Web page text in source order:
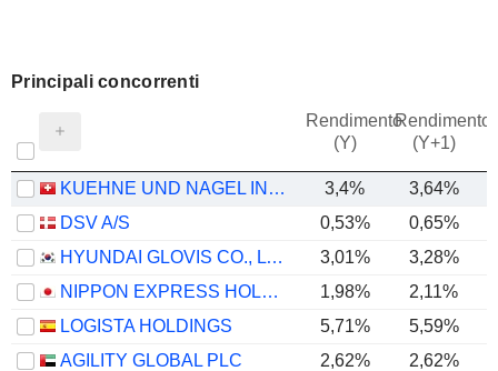
Principali concorrenti
Rendimento
(Y)
Rendimento
(Y+1)
KUEHNE UND NAGEL INTERNATIONAL AG 3,4%
3,64%
DSV A/S
0,53% 0,65%
HYUNDAI GLOVIS CO., LTD.
3,01%
3,28%
NIPPON EXPRESS HOLDINGS, INC.
1,98% 2,11%
LOGISTA HOLDINGS
5,71% 5,59%
AGILITY GLOBAL PLC
2,62%
2,62%